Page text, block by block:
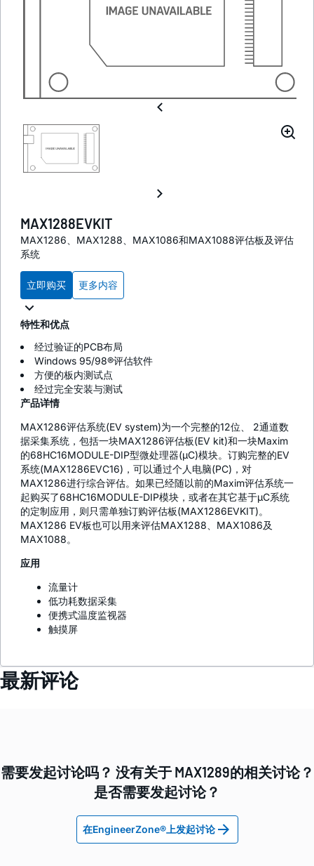
MAX1288EVKIT
MAX1286、MAX1288、MAX1086和MAX1088评估板及评估
系统
立即购买 更多内容
特性和优点
经过验证的PCB布局
Windows 95/98®评估软件
方便的板内测试点
经过完全安装与测试
产品详情
MAX1286评估系统(EV system)为一个完整的12位、 2通道数
据采集系统，包括一块MAX1286评估板(EV kit)和一块Maxim
的68HC16MODULE-DIP型微处理器(µC)模块。订购完整的EV
系统(MAX1286EVC16)，可以通过个人电脑(PC)，对
MAX1286进行综合评估。如果已经随以前的Maxim评估系统一
起购买了68HC16MODULE-DIP模块，或者在其它基于µC系统
的定制应用，则只需单独订购评估板(MAX1286EVKIT)。
MAX1286 EV板也可以用来评估MAX1288、MAX1086及
MAX1088。
应用
流量计
低功耗数据采集
便携式温度监视器
触摸屏
最新评论
需要发起讨论吗？ 没有关于 MAX1289的相关讨论？
是否需要发起讨论？
在EngineerZone®上发起讨论